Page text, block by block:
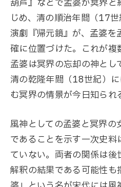
葫芦』などで孟婆が冥界
じめ、清の順治年間（17
演劇『帰元鏡』が、孟婆を
確に位置づけた。これが複
孟婆は冥界の忘却の神とし
清の乾隆年間（18世紀）
む冥界の情景が今日知られ
風神としての孟婆と冥界の
であることを示す一次史
ていない。両者の関係は
解釈の結果である可能性